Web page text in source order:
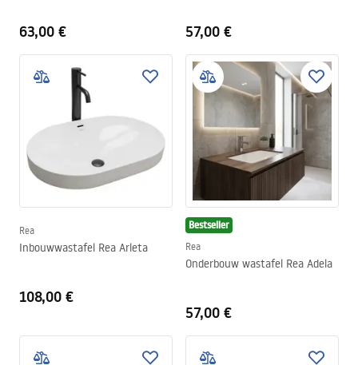
63,00 € 57,00 €
Rea
Inbouwwastafel Rea Arleta
108,00 €
Bestseller
Rea
Onderbouw wastafel Rea Adela
57,00 €